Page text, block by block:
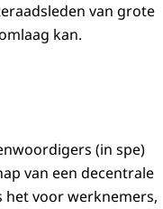
van grote
kan.
(in spe)
van een decentrale
voor werknemers,